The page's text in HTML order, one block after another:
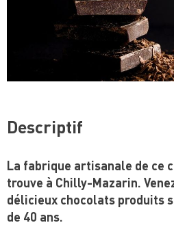
Descriptif
La fabrique artisanale de ce
trouve à Chilly-Mazarin.
délicieux chocolats produits
de 40 ans.